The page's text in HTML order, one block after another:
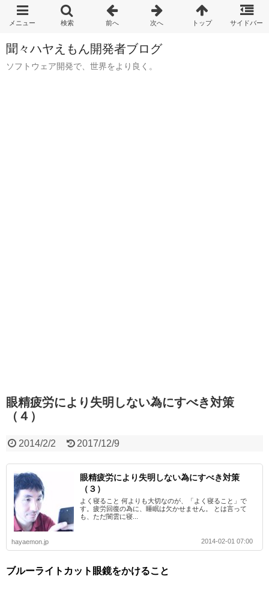
聞々ハヤえもん開発者ブログ
ソフトウェア開発で、世界をより良く。
眼精疲労により失明しない為にすべき対策
（４）
2014/2/2 2017/12/9
眼精疲労により失明しない為にすべき対策
（３）
よく寝ること 何よりも大切なのが、「よく寝ること」で
す。疲労回復の為に、睡眠は欠かせません。 とは言って
も、ただ闇雲に寝...
hayaemon.jp 2014-02-01 07:00
ブルーライトカット眼鏡をかけること